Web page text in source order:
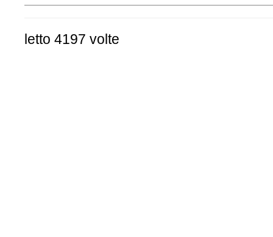
letto 4197 volte